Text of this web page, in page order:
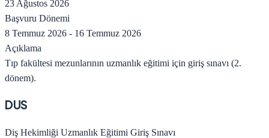
23 Ağustos 2026
Başvuru Dönemi
8 Temmuz 2026 - 16 Temmuz 2026
Açıklama
Tıp fakültesi mezunlarının uzmanlık eğitimi için giriş sınavı (2.
dönem).
DUS
Diş Hekimliği Uzmanlık Eğitimi Giriş Sınavı